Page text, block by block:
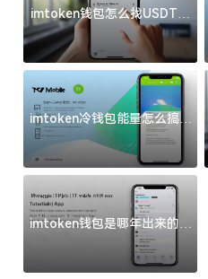
imtoken钱包怎么找USDT地
址？三步搞定不踩坑
imtoken冷钱包能量怎么搞？
过来人告诉你门道
imtoken钱包是哪年出来的？
一文给你说清楚